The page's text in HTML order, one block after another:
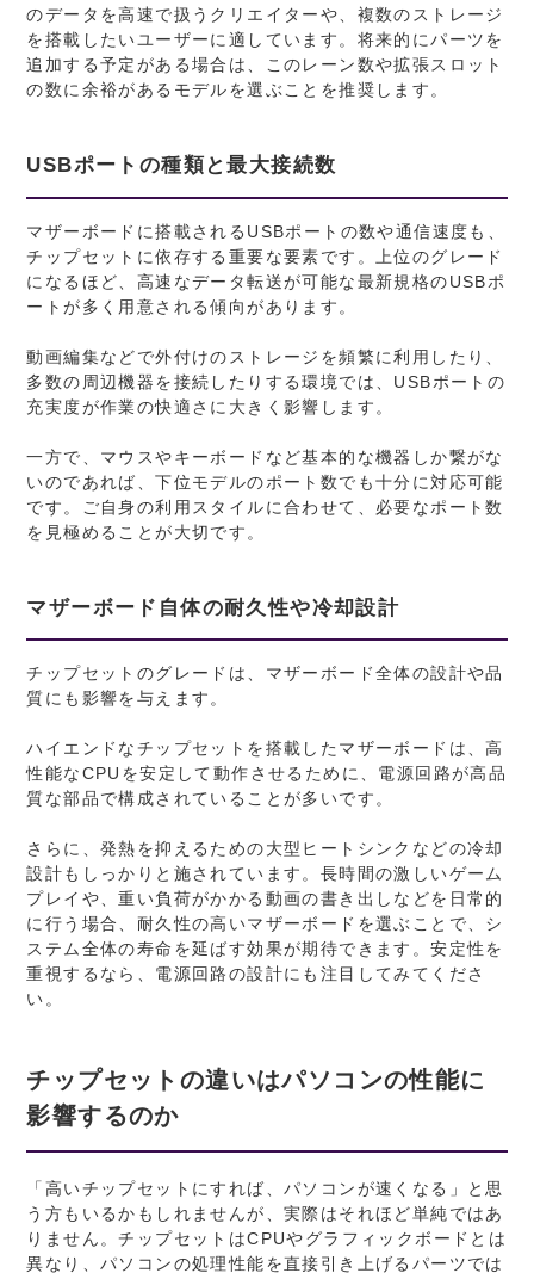
のデータを高速で扱うクリエイターや、複数のストレージ
を搭載したいユーザーに適しています。将来的にパーツを
追加する予定がある場合は、このレーン数や拡張スロット
の数に余裕があるモデルを選ぶことを推奨します。
USBポートの種類と最大接続数
マザーボードに搭載されるUSBポートの数や通信速度も、
チップセットに依存する重要な要素です。上位のグレード
になるほど、高速なデータ転送が可能な最新規格のUSBポ
ートが多く用意される傾向があります。
動画編集などで外付けのストレージを頻繁に利用したり、
多数の周辺機器を接続したりする環境では、USBポートの
充実度が作業の快適さに大きく影響します。
一方で、マウスやキーボードなど基本的な機器しか繋がな
いのであれば、下位モデルのポート数でも十分に対応可能
です。ご自身の利用スタイルに合わせて、必要なポート数
を見極めることが大切です。
マザーボード自体の耐久性や冷却設計
チップセットのグレードは、マザーボード全体の設計や品
質にも影響を与えます。
ハイエンドなチップセットを搭載したマザーボードは、高
性能なCPUを安定して動作させるために、電源回路が高品
質な部品で構成されていることが多いです。
さらに、発熱を抑えるための大型ヒートシンクなどの冷却
設計もしっかりと施されています。長時間の激しいゲーム
プレイや、重い負荷がかかる動画の書き出しなどを日常的
に行う場合、耐久性の高いマザーボードを選ぶことで、シ
ステム全体の寿命を延ばす効果が期待できます。安定性を
重視するなら、電源回路の設計にも注目してみてくださ
い。
チップセットの違いはパソコンの性能に
影響するのか
「高いチップセットにすれば、パソコンが速くなる」と思
う方もいるかもしれませんが、実際はそれほど単純ではあ
りません。チップセットはCPUやグラフィックボードとは
異なり、パソコンの処理性能を直接引き上げるパーツでは